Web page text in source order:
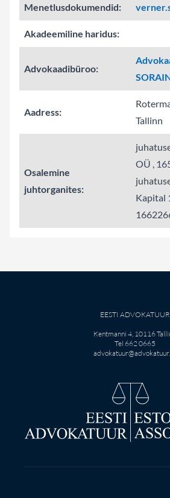
Menetlusdokumendid:
Akadeemiline haridus:
Advokaadibüroo:
Aadress:
Tallinn
Osalemine
juhtorganites:
OÜ ,
Kapital
EESTI ADVOKATUUR
Kentmanni 4, 10116
Tel 662 0665